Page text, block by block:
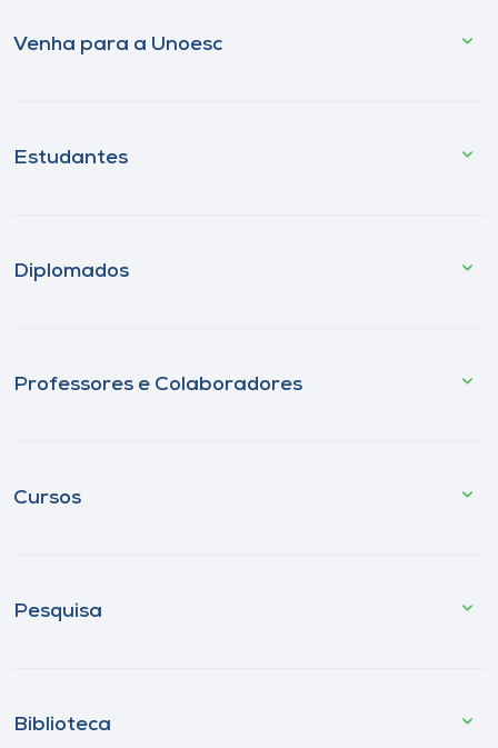
Venha para a Unoesc
Estudantes
Diplomados
Professores e Colaboradores
Cursos
Pesquisa
Biblioteca